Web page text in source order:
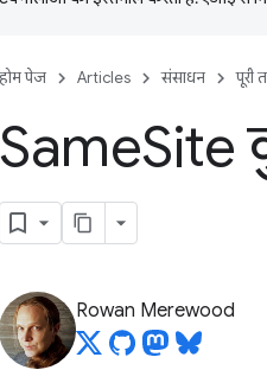
होम पेज Articles संसाधन पूरी
SameSite
Rowan Merewood